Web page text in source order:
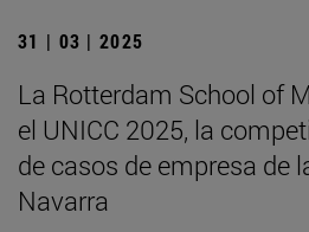
31 | 03 | 2025
La Rotterdam School of
el UNICC 2025, la
de casos de empresa de
Navarra